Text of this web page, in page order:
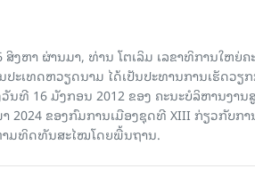
ງ​ຫາ ຜ່ານມາ, ທ່ານ ໂຕ​ເລິມ ເລ​ຂາ​ທິ​ການ​ໃຫຍ່​ຄ
ເທດຫວຽດ​ນາມ ໄດ້​ເປັນ​ປະ​ທານ​ການ​ເຮັດ​ວຽ
ນ​ທີ 16 ມັງ​ກອນ 2012 ຂອງ ຄະ​ນະ​ບໍ​ລິ​ຫານ​ງານ​
2024 ຂອງ​ກົມ​ການ​ເມື​ອງ​ຊຸດ​ທີ XIII ກ່ຽວ​ກັບ​ກ
າມ​ທິດ​ທັນ​ສະ​ໄໝ​ໂດຍ​ພື້ນ​ຖານ.